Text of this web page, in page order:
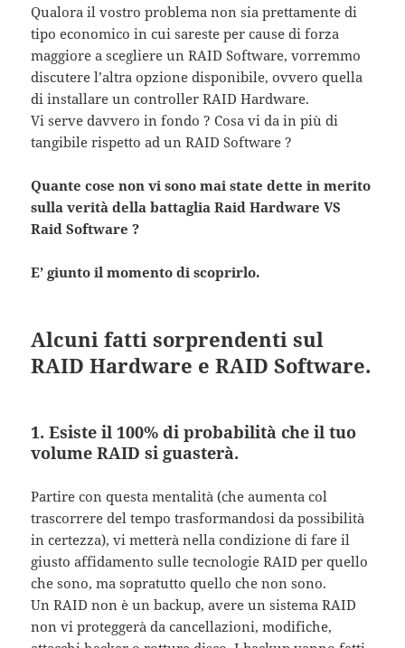
Qualora il vostro problema non sia prettamente di
tipo economico in cui sareste per cause di forza
maggiore a scegliere un RAID Software, vorremmo
discutere l’altra opzione disponibile, ovvero quella
di installare un controller RAID Hardware.
Vi serve davvero in fondo ? Cosa vi da in più di
tangibile rispetto ad un RAID Software ?
Quante cose non vi sono mai state dette in merito
sulla verità della battaglia Raid Hardware VS
Raid Software ?
E’ giunto il momento di scoprirlo.
Alcuni fatti sorprendenti sul
RAID Hardware e RAID Software.
1. Esiste il 100% di probabilità che il tuo
volume RAID si guasterà.
Partire con questa mentalità (che aumenta col
trascorrere del tempo trasformandosi da possibilità
in certezza), vi metterà nella condizione di fare il
giusto affidamento sulle tecnologie RAID per quello
che sono, ma sopratutto quello che non sono.
Un RAID non è un backup, avere un sistema RAID
non vi proteggerà da cancellazioni, modifiche,